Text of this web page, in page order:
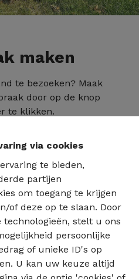
via cookies
te bieden,
partijen
om toegang te krijgen
of deze op te slaan. Door
stelt u ons
persoonlijke
of unieke ID's op
U kan uw keuze altijd
maken
te bezoeken? Maak
door op de knop
te klikken.
18 38